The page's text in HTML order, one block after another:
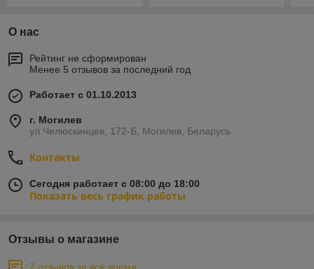
О нас
Рейтинг не сформирован
Менее 5 отзывов за последний год
Работает с 01.10.2013
г. Могилев
ул.Челюскинцев, 172-Б, Могилев, Беларусь
Контакты
Сегодня работает с 08:00 до 18:00
Показать весь график работы
Отзывы о магазине
7 отзывов за всё время